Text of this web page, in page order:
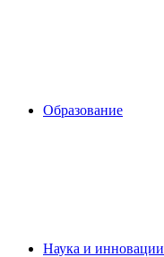
Образование
Наука и инновации